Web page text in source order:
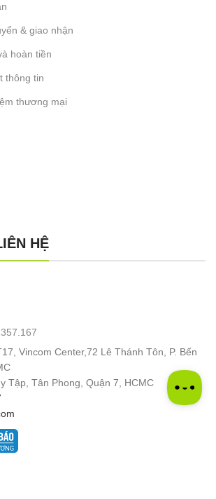
& giao nhận
hoàn tiền
thông tin
thương mại
HỆ
Vincom Center,72 Lê Thánh Tôn, P. Bến
Tập, Tân Phong, Quận 7, HCMC